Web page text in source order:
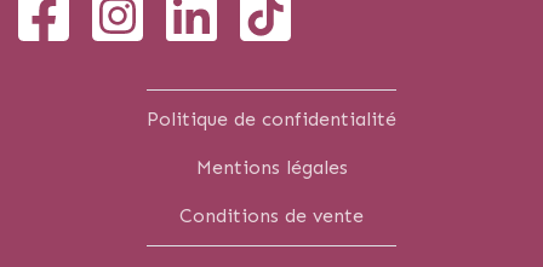
Politique de confidentialité
Mentions légales
Conditions de vente